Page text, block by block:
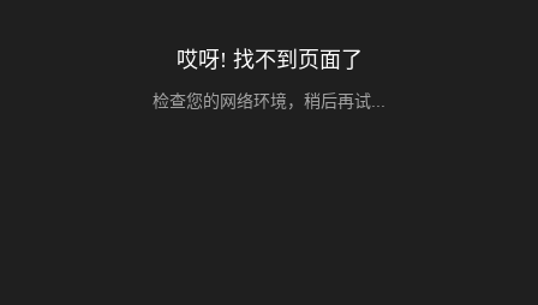
哎呀! 找不到页面了
检查您的网络环境，稍后再试...